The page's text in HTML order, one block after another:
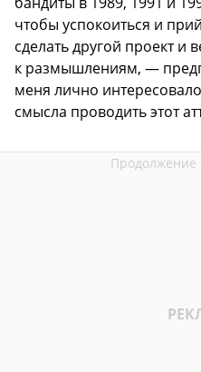
чтобы успокоиться и
сделать другой проект и
к размышлениям, —
меня лично
смысла проводить этот